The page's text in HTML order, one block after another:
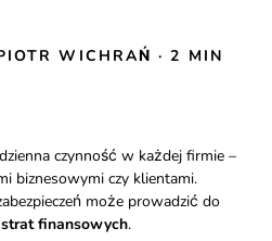
WICHRAŃ· 2 MIN
czynność w każdej firmie –
biznesowymi czy klientami.
może prowadzić do
finansowych.